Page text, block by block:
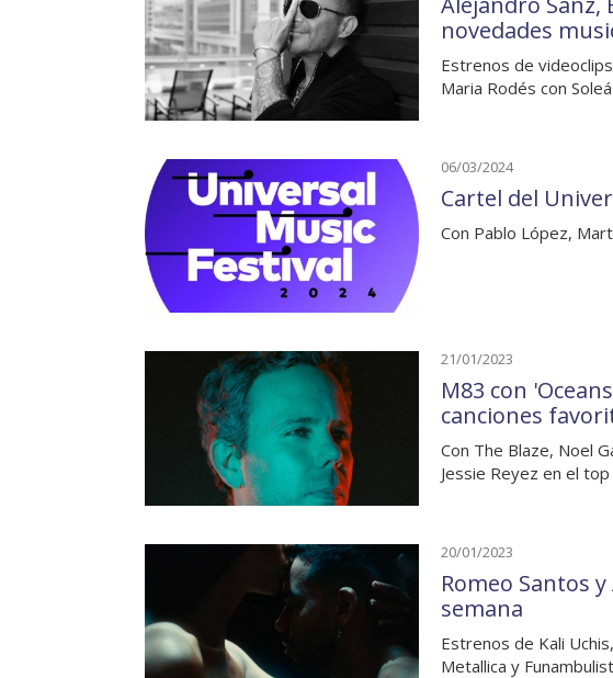
novedades
Estrenos de
Maria Rodés con
06/03/2024
Cartel del
Con Pablo López,
21/01/2023
M83 con
canciones
Con The Blaze, Noel
Jessie Reyez en el top
20/01/2023
Romeo Santos
semana
Estrenos de Kali
Metallica y